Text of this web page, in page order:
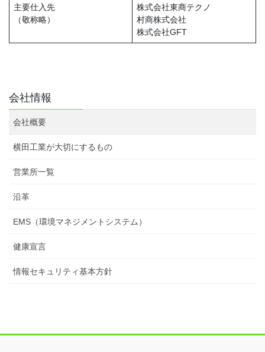
主要仕入先
（敬称略）
株式会社東商テクノ
村商株式会社
株式会社GFT
会社情報
会社概要
横田工業が大切にするもの
営業所一覧
沿革
EMS（環境マネジメントシステム）
健康宣言
情報セキュリティ基本方針